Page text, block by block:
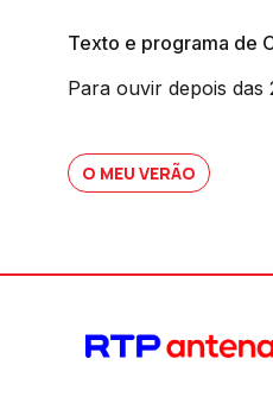
Texto e programa de
Para ouvir depois das
O MEU VERÃO